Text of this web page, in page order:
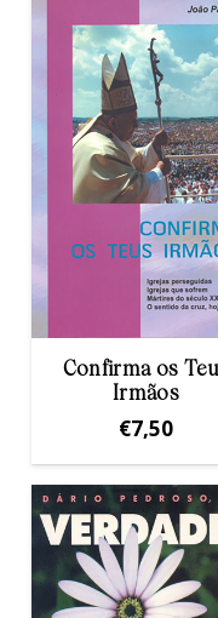
Confirma os
Irmãos
€7,50